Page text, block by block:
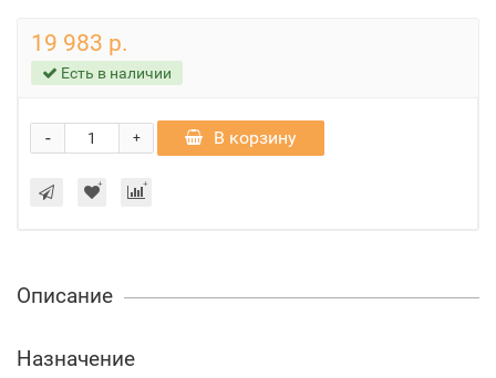
19 983 р.
Есть в наличии
+
- В корзину
Описание
Назначение